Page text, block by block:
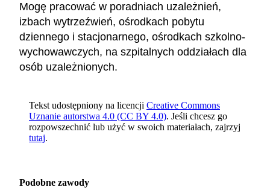
Mogę pracować w poradniach uzależnień,
izbach wytrzeźwień, ośrodkach pobytu
dziennego i stacjonarnego, ośrodkach szkolno-
wychowawczych, na szpitalnych oddziałach dla
osób uzależnionych.
Tekst udostępniony na licencji Creative Commons
Uznanie autorstwa 4.0 (CC BY 4.0). Jeśli chcesz go
rozpowszechnić lub użyć w swoich materiałach, zajrzyj
tutaj.
Podobne zawody